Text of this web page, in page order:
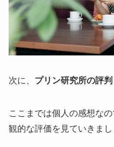
次に、 プリン研究所の評判
ここまでは個人の感想な
観的な評価を見ていきまし